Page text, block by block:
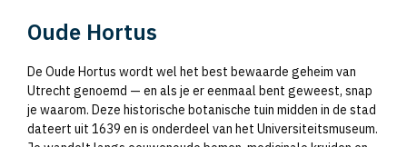
Oude Hortus
De Oude Hortus wordt wel het best bewaarde geheim van
Utrecht genoemd — en als je er eenmaal bent geweest, snap
je waarom. Deze historische botanische tuin midden in de stad
dateert uit 1639 en is onderdeel van het Universiteitsmuseum.